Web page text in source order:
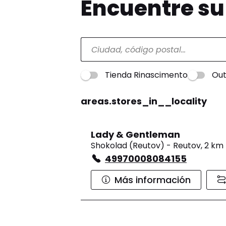
Encuentre
Tienda Rinascimento
areas.stores_in__locality
Lady & Gentleman
Shokolad (Reutov) - Reutov, 2 km
49970008084155
Más información